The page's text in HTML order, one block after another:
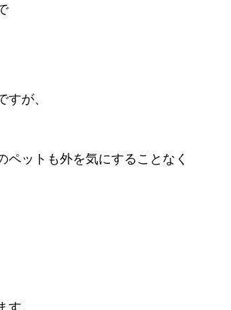
が、
ットも外を気にすることなく
。